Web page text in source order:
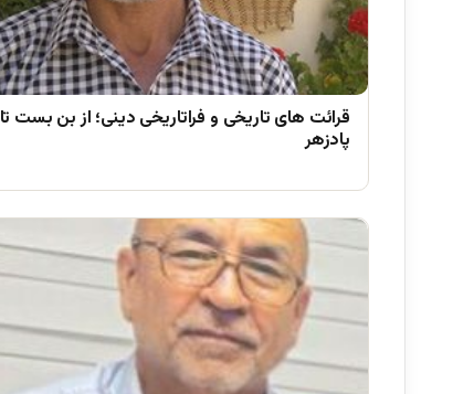
قرائت های تاریخی و فراتاریخی دینی؛ از بن بست تا
پادزهر